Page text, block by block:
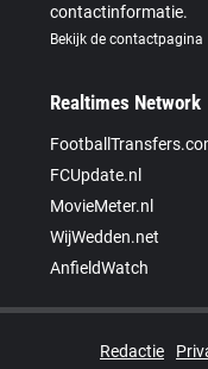
contactinformatie.
Bekijk de contactpagina
Realtimes Network
FCUpdate.nl
MovieMeter.nl
WijWedden.net
AnfieldWatch
Redactie